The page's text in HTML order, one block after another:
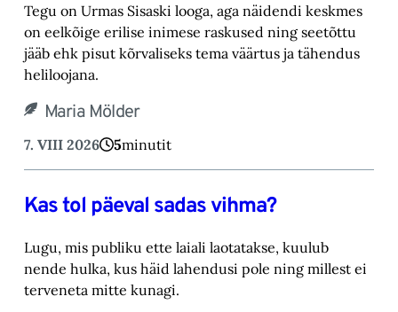
Tegu on Urmas Sisaski looga, aga näidendi keskmes
on eelkõige erilise inimese raskused ning ‎seetõttu
jääb ehk pisut kõrvaliseks tema väärtus ja tähendus
heliloojana.‎
Maria Mölder
7. VIII 2026 5minutit
Kas tol päeval sadas vihma?
Lugu, mis publiku ette laiali laotatakse, kuulub
nende hulka, kus häid lahendusi pole ning millest ei
terveneta mitte kunagi.